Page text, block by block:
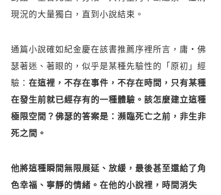
現況的大量獨白，直到小說結束。
通篇小說確如紀金慶在該書推薦序裡所言，庸・佛
瑟著迷、著眼的，似乎是某種先驗性的「原初」經
驗：在這裡，不存在事件，不存在時間，只有某種
在發生前就已經存有的一種體驗。該怎麼建立這種
極限空間？佛瑟的答案是：瀕臨死亡之前，非生非
死之間。
他將這種瞬間無限展延、放緩，最後甚至還給了角
色幸福、寧靜的情緒。在他的小說裡，時間消失